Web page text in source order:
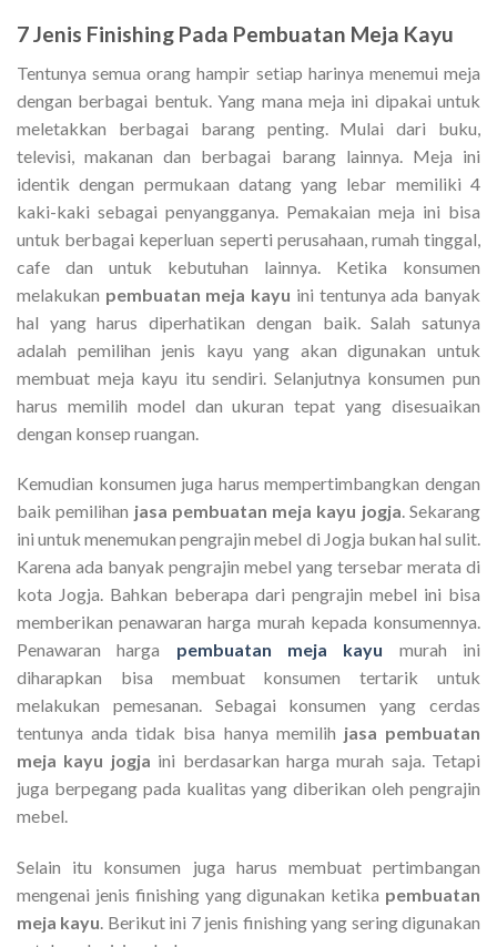
7 Jenis Finishing Pada Pembuatan Meja Kayu
Tentunya semua orang hampir setiap harinya menemui meja
dengan berbagai bentuk. Yang mana meja ini dipakai untuk
meletakkan berbagai barang penting. Mulai dari buku,
televisi, makanan dan berbagai barang lainnya. Meja ini
identik dengan permukaan datang yang lebar memiliki 4
kaki-kaki sebagai penyangganya. Pemakaian meja ini bisa
untuk berbagai keperluan seperti perusahaan, rumah tinggal,
cafe dan untuk kebutuhan lainnya. Ketika konsumen
melakukan pembuatan meja kayu ini tentunya ada banyak
hal yang harus diperhatikan dengan baik. Salah satunya
adalah pemilihan jenis kayu yang akan digunakan untuk
membuat meja kayu itu sendiri. Selanjutnya konsumen pun
harus memilih model dan ukuran tepat yang disesuaikan
dengan konsep ruangan.
Kemudian konsumen juga harus mempertimbangkan dengan
baik pemilihan jasa pembuatan meja kayu jogja. Sekarang
ini untuk menemukan pengrajin mebel di Jogja bukan hal sulit.
Karena ada banyak pengrajin mebel yang tersebar merata di
kota Jogja. Bahkan beberapa dari pengrajin mebel ini bisa
memberikan penawaran harga murah kepada konsumennya.
Penawaran harga pembuatan meja kayu murah ini
diharapkan bisa membuat konsumen tertarik untuk
melakukan pemesanan. Sebagai konsumen yang cerdas
tentunya anda tidak bisa hanya memilih jasa pembuatan
meja kayu jogja ini berdasarkan harga murah saja. Tetapi
juga berpegang pada kualitas yang diberikan oleh pengrajin
mebel.
Selain itu konsumen juga harus membuat pertimbangan
mengenai jenis finishing yang digunakan ketika pembuatan
meja kayu. Berikut ini 7 jenis finishing yang sering digunakan